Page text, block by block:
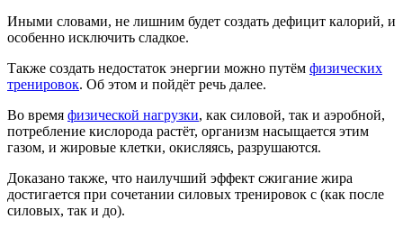
Иными словами, не лишним будет создать дефицит калорий, и
особенно исключить сладкое.
Также создать недостаток энергии можно путём физических
тренировок. Об этом и пойдёт речь далее.
Во время физической нагрузки, как силовой, так и аэробной,
потребление кислорода растёт, организм насыщается этим
газом, и жировые клетки, окисляясь, разрушаются.
Доказано также, что наилучший эффект сжигание жира
достигается при сочетании силовых тренировок с (как после
силовых, так и до).